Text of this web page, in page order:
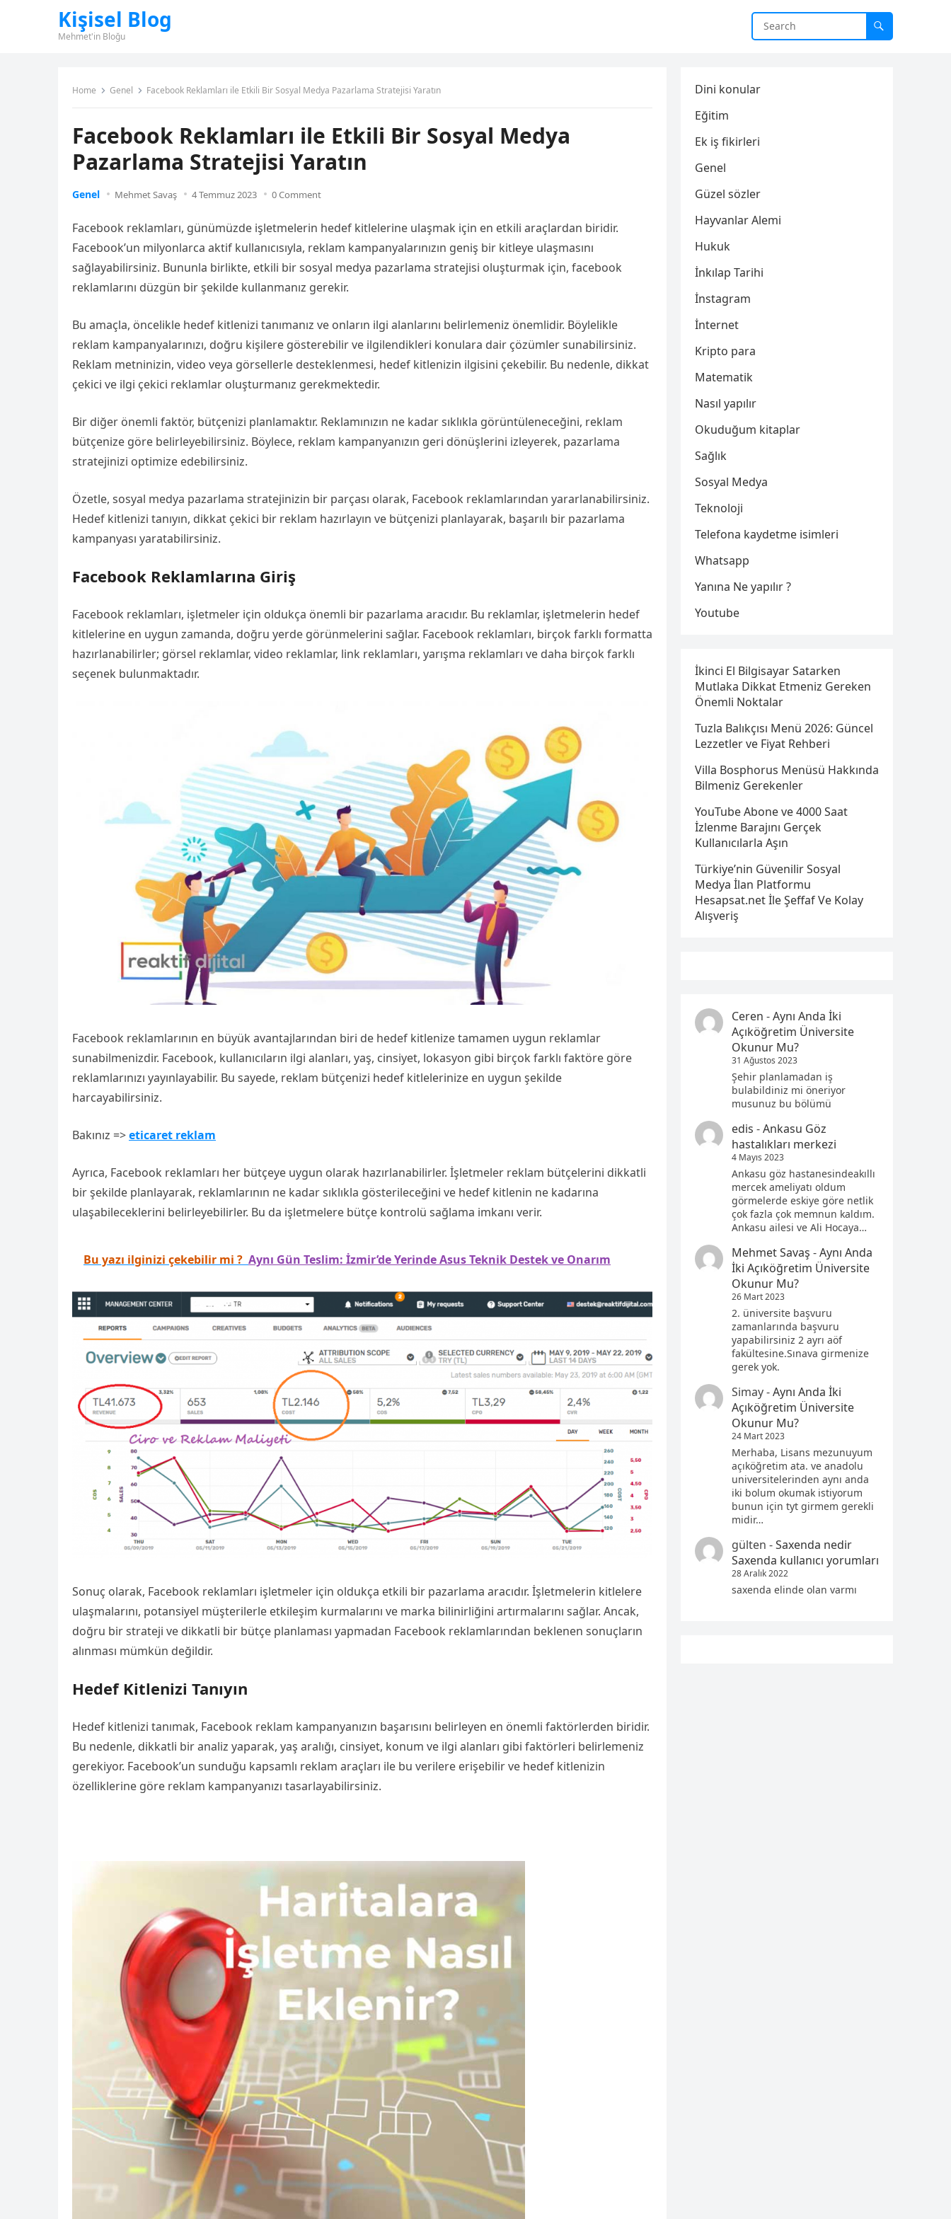
Kişisel Blog
Mehmet'in Bloğu
Home Genel Facebook Reklamları ile Etkili Bir Sosyal Medya Pazarlama Stratejisi Yaratın
Facebook Reklamları ile Etkili Bir Sosyal Medya
Pazarlama Stratejisi Yaratın
Genel Mehmet Savaş 4 Temmuz 2023 0 Comment
Facebook reklamları, günümüzde işletmelerin hedef kitlelerine ulaşmak için en etkili araçlardan biridir.
Facebook’un milyonlarca aktif kullanıcısıyla, reklam kampanyalarınızın geniş bir kitleye ulaşmasını
sağlayabilirsiniz. Bununla birlikte, etkili bir sosyal medya pazarlama stratejisi oluşturmak için, facebook
reklamlarını düzgün bir şekilde kullanmanız gerekir.
Bu amaçla, öncelikle hedef kitlenizi tanımanız ve onların ilgi alanlarını belirlemeniz önemlidir. Böylelikle
reklam kampanyalarınızı, doğru kişilere gösterebilir ve ilgilendikleri konulara dair çözümler sunabilirsiniz.
Reklam metninizin, video veya görsellerle desteklenmesi, hedef kitlenizin ilgisini çekebilir. Bu nedenle, dikkat
çekici ve ilgi çekici reklamlar oluşturmanız gerekmektedir.
Bir diğer önemli faktör, bütçenizi planlamaktır. Reklamınızın ne kadar sıklıkla görüntüleneceğini, reklam
bütçenize göre belirleyebilirsiniz. Böylece, reklam kampanyanızın geri dönüşlerini izleyerek, pazarlama
stratejinizi optimize edebilirsiniz.
Özetle, sosyal medya pazarlama stratejinizin bir parçası olarak, Facebook reklamlarından yararlanabilirsiniz.
Hedef kitlenizi tanıyın, dikkat çekici bir reklam hazırlayın ve bütçenizi planlayarak, başarılı bir pazarlama
kampanyası yaratabilirsiniz.
Facebook Reklamlarına Giriş
Facebook reklamları, işletmeler için oldukça önemli bir pazarlama aracıdır. Bu reklamlar, işletmelerin hedef
kitlelerine en uygun zamanda, doğru yerde görünmelerini sağlar. Facebook reklamları, birçok farklı formatta
hazırlanabilirler; görsel reklamlar, video reklamlar, link reklamları, yarışma reklamları ve daha birçok farklı
seçenek bulunmaktadır.
Facebook reklamlarının en büyük avantajlarından biri de hedef kitlenize tamamen uygun reklamlar
sunabilmenizdir. Facebook, kullanıcıların ilgi alanları, yaş, cinsiyet, lokasyon gibi birçok farklı faktöre göre
reklamlarınızı yayınlayabilir. Bu sayede, reklam bütçenizi hedef kitlelerinize en uygun şekilde
harcayabilirsiniz.
Bakınız =>eticaret reklam
Ayrıca, Facebook reklamları her bütçeye uygun olarak hazırlanabilirler. İşletmeler reklam bütçelerini dikkatli
bir şekilde planlayarak, reklamlarının ne kadar sıklıkla gösterileceğini ve hedef kitlenin ne kadarına
ulaşabileceklerini belirleyebilirler. Bu da işletmelere bütçe kontrolü sağlama imkanı verir.
Bu yazı ilginizi çekebilir mi ? Aynı Gün Teslim: İzmir’de Yerinde Asus Teknik Destek ve Onarım
Sonuç olarak, Facebook reklamları işletmeler için oldukça etkili bir pazarlama aracıdır. İşletmelerin kitlelere
ulaşmalarını, potansiyel müşterilerle etkileşim kurmalarını ve marka bilinirliğini artırmalarını sağlar. Ancak,
doğru bir strateji ve dikkatli bir bütçe planlaması yapmadan Facebook reklamlarından beklenen sonuçların
alınması mümkün değildir.
Hedef Kitlenizi Tanıyın
Hedef kitlenizi tanımak, Facebook reklam kampanyanızın başarısını belirleyen en önemli faktörlerden biridir.
Bu nedenle, dikkatli bir analiz yaparak, yaş aralığı, cinsiyet, konum ve ilgi alanları gibi faktörleri belirlemeniz
gerekiyor. Facebook’un sunduğu kapsamlı reklam araçları ile bu verilere erişebilir ve hedef kitlenizin
özelliklerine göre reklam kampanyanızı tasarlayabilirsiniz.
Dini konular
Eğitim
Ek iş fikirleri
Genel
Güzel sözler
Hayvanlar Alemi
Hukuk
İnkılap Tarihi
İnstagram
İnternet
Kripto para
Matematik
Nasıl yapılır
Okuduğum kitaplar
Sağlık
Sosyal Medya
Teknoloji
Telefona kaydetme isimleri
Whatsapp
Yanına Ne yapılır ?
Youtube
İkinci El Bilgisayar Satarken
Mutlaka Dikkat Etmeniz Gereken
Önemli Noktalar
Tuzla Balıkçısı Menü 2026: Güncel
Lezzetler ve Fiyat Rehberi
Villa Bosphorus Menüsü Hakkında
Bilmeniz Gerekenler
YouTube Abone ve 4000 Saat
İzlenme Barajını Gerçek
Kullanıcılarla Aşın
Türkiye’nin Güvenilir Sosyal
Medya İlan Platformu
Hesapsat.net İle Şeffaf Ve Kolay
Alışveriş
Ceren -Aynı Anda İki
Açıköğretim Üniversite
Okunur Mu?
31 Ağustos 2023
Şehir planlamadan iş
bulabildiniz mi öneriyor
musunuz bu bölümü
edis -Ankasu Göz
hastalıkları merkezi
4 Mayıs 2023
Ankasu göz hastanesindeakıllı
mercek ameliyatı oldum
görmelerde eskiye göre netlik
çok fazla çok memnun kaldım.
Ankasu ailesi ve Ali Hocaya…
Mehmet Savaş -Aynı Anda
İki Açıköğretim Üniversite
Okunur Mu?
26 Mart 2023
2. üniversite başvuru
zamanlarında başvuru
yapabilirsiniz 2 ayrı aöf
fakültesine.Sınava girmenize
gerek yok.
Simay-Aynı Anda İki
Açıköğretim Üniversite
Okunur Mu?
24 Mart 2023
Merhaba, Lisans mezunuyum
açıköğretim ata. ve anadolu
universitelerinden aynı anda
iki bolum okumak istiyorum
bunun için tyt girmem gerekli
midir…
gülten -Saxenda nedir
Saxenda kullanıcı yorumları
28 Aralık 2022
saxenda elinde olan varmı